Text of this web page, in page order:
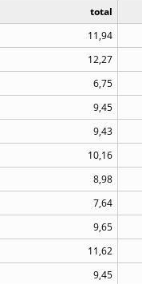
total
11,94
12,27
6,75
9,45
9,43
10,16
8,98
7,64
9,65
11,62
9,45